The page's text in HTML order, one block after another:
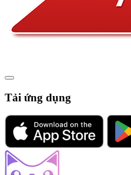
Tải ứng dụng